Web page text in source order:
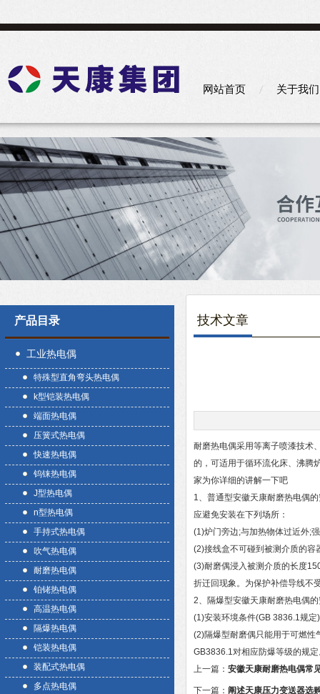
网站首页 关于我们
产品目录
工业热电偶
特殊型直角弯头热电偶
k型铠装热电偶
端面热电偶
压簧式热电偶
快速热电偶
钨铼热电偶
J型热电偶
n型热电偶
手持式热电偶
吹气热电偶
耐磨热电偶
铂铑热电偶
高温热电偶
隔爆热电偶
铠装热电偶
装配式热电偶
多点热电偶
技术文章
耐磨热电偶采用等离子喷漆技术
的，可适用于循环流化床、沸腾
家为你详细的讲解一下吧
1、普通型安徽天康耐磨热电偶
应避免安装在下列场所：
(1)炉门旁边;与加热物体过近外;
(2)接线盒不可碰到被测介质的
(3)耐磨偶浸入被测介质的长度
折迁回现象。为保护补偿导线不
2、隔爆型安徽天康耐磨热电偶
(1)安装环境条件(GB 3836.1规
(2)隔爆型耐磨偶只能用于可燃
GB3836.1对相应防爆等级的规
上一篇： 安徽天康耐磨热电偶常
下一篇： 阐述天康压力变送器选